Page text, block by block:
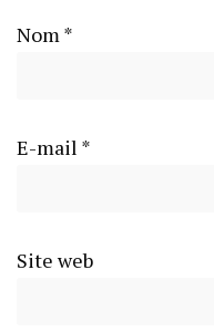
Nom *
E-mail *
Site web